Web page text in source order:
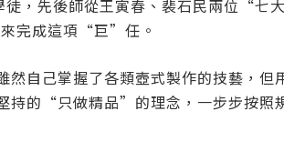
，先後師從王寅春、裴石民兩位“七
完成這項“巨”任。
自己掌握了各類壺式製作的技藝，但
持的“只做精品”的理念，一步步按照